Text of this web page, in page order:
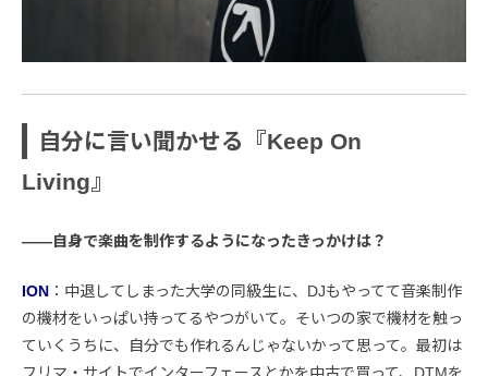
自分に言い聞かせる『Keep On
Living』
――自身で楽曲を制作するようになったきっかけは？
ION ：中退してしまった大学の同級生に、DJもやってて音楽制作
の機材をいっぱい持ってるやつがいて。そいつの家で機材を触っ
ていくうちに、自分でも作れるんじゃないかって思って。最初は